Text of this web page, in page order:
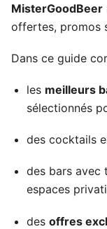
MisterGoodBeer
offertes, promos
Dans ce guide
les meilleurs
sélectionnés
des cocktails
des bars avec
espaces
desoffres